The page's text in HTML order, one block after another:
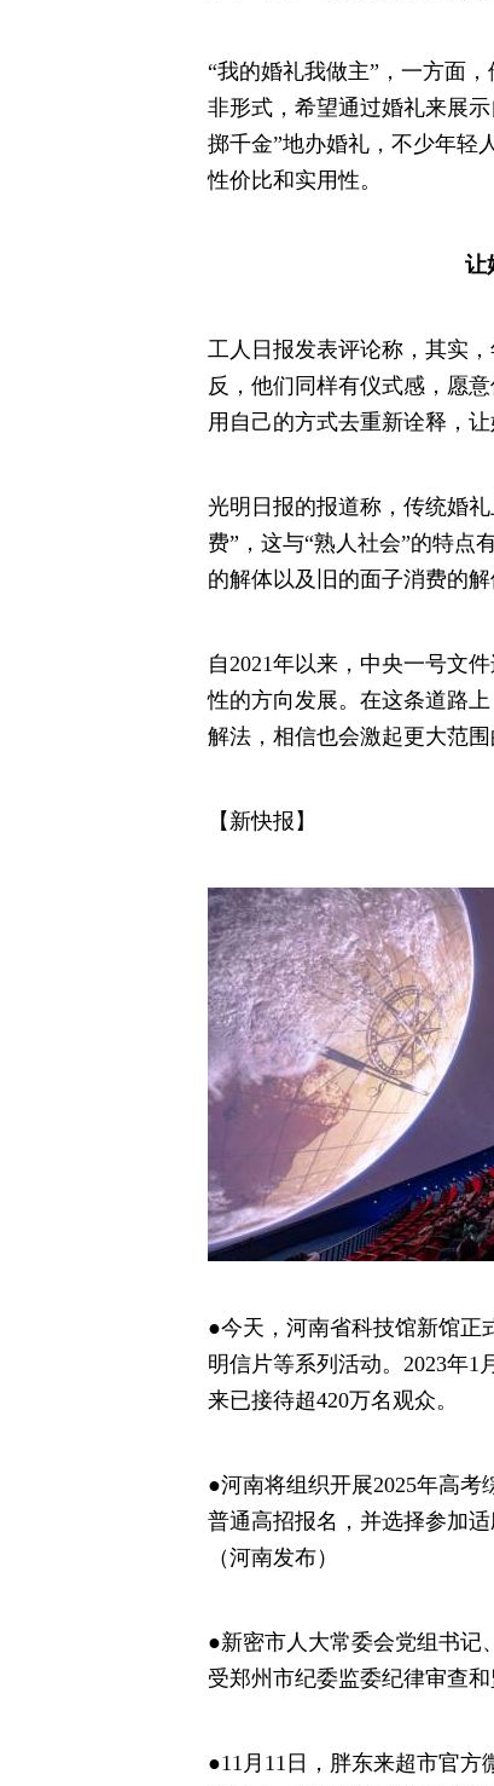
“我的婚礼我做主”，一方面
非形式，希望通过婚礼来展
掷千金”地办婚礼，不少年轻
性价比和实用性。
让
工人日报发表评论称，其实
反，他们同样有仪式感，愿
用自己的方式去重新诠释，让
光明日报的报道称，传统婚
费”，这与“熟人社会”的特点
的解体以及旧的面子消费的解
自2021年以来，中央一号文
性的方向发展。在这条道路
解法，相信也会激起更大范围
【新快报】
●今天，河南省科技馆新馆正
明信片等系列活动。2023年1
来已接待超420万名观众。
●河南将组织开展2025年高考
普通高招报名，并选择参加适
（河南发布）
●新密市人大常委会党组书记
受郑州市纪委监委纪律审查和
●11月11日，胖东来超市官